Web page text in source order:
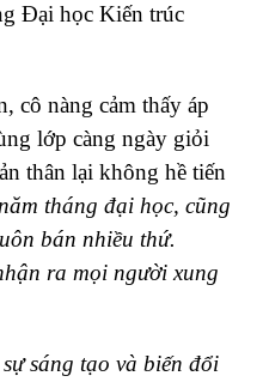
Đại học Kiến trúc
cô nàng cảm thấy áp
lớp càng ngày giỏi
thân lại không hề tiến
tháng đại học, cũng
bán nhiều thứ.
ra mọi người xung
sáng tạo và biến đổi